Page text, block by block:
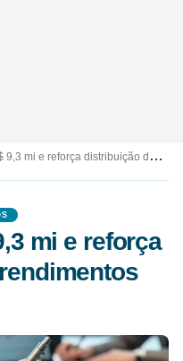
9,3 mi e reforça distribuição de
mi e reforça